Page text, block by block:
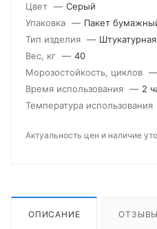
Цвет — Серый
Упаковка — Пакет
Тип изделия —
Вес, кг — 40
Морозостойкость, циклов —
Время использования — 2
Температура использования
Актуальность цен и наличие
ОПИСАНИЕ ОТЗЫВЫ